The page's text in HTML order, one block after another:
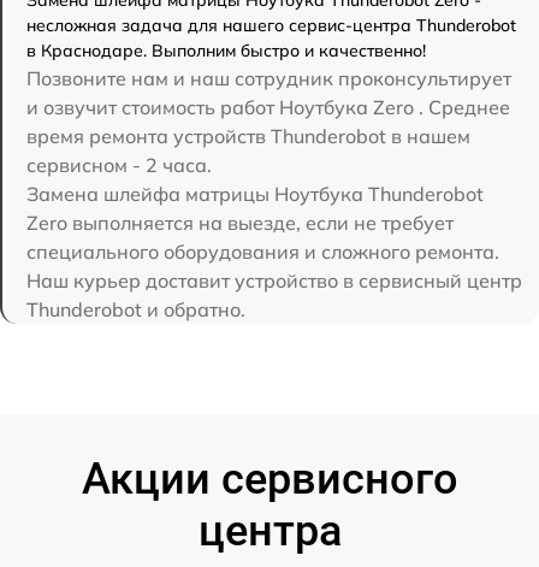
несложная задача для нашего сервис-центра Thunderobot
в Краснодаре. Выполним быстро и качественно!
Позвоните нам и наш сотрудник проконсультирует
и озвучит стоимость работ Ноутбука Zero . Среднее
время ремонта устройств Thunderobot в нашем
сервисном - 2 часа.
Замена шлейфа матрицы Ноутбука Thunderobot
Zero выполняется на выезде, если не требует
специального оборудования и сложного ремонта.
Наш курьер доставит устройство в сервисный центр
Thunderobot и обратно.
Акции сервисного
центра